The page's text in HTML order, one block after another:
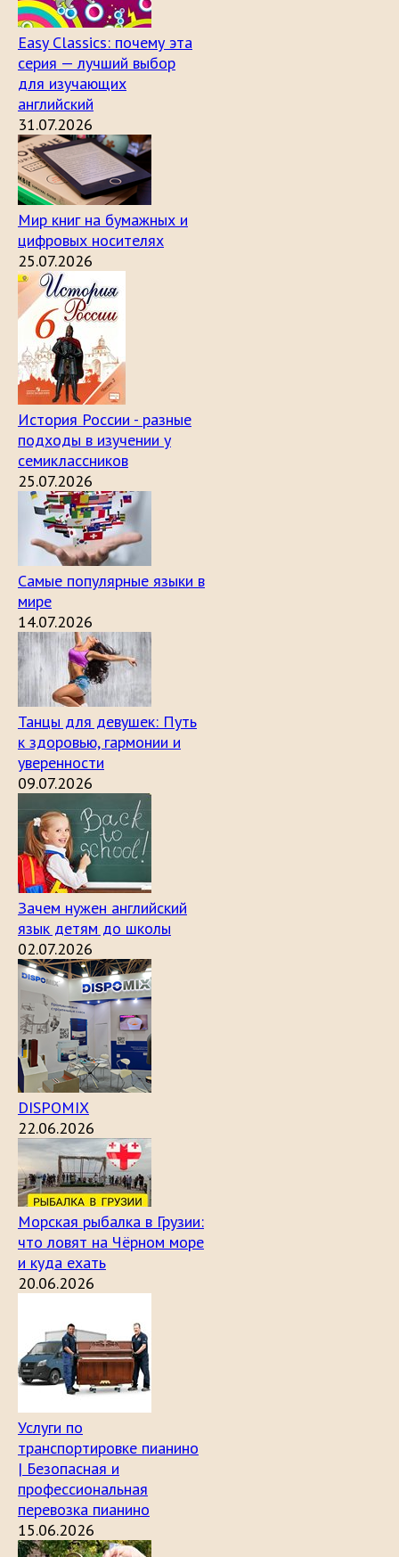
Easy Classics: почему эта
серия — лучший выбор
для изучающих
английский
31.07.2026
Мир книг на бумажных и
цифровых носителях
25.07.2026
История России - разные
подходы в изучении у
семиклассников
25.07.2026
Самые популярные языки в
мире
14.07.2026
Танцы для девушек: Путь
к здоровью, гармонии и
уверенности
09.07.2026
Зачем нужен английский
язык детям до школы
02.07.2026
DISPOMIX
22.06.2026
Морская рыбалка в Грузии:
что ловят на Чёрном море
и куда ехать
20.06.2026
Услуги по
транспортировке пианино
| Безопасная и
профессиональная
перевозка пианино
15.06.2026